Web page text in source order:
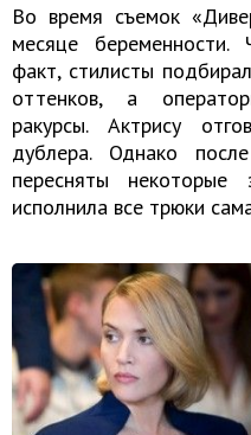
Во время съемок
месяце
факт, стилисты
оттенков, а
ракурсы. Актрису
дублера. Однако
пересняты
исполнила все трюки